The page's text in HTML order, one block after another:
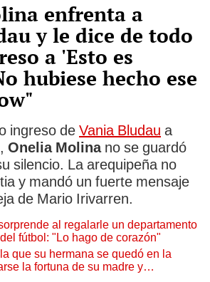
enfrenta a
y le dice de todo
a 'Esto es
hubiese hecho ese
ingreso de Vania Bludau a
Onelia Molinano se guardó
silencio. La arequipeña no
y mandó un fuerte mensaje
de Mario Irivarren.
al regalarle un departamento
fútbol: "Lo hago de corazón"
que su hermana se quedó en la
la fortuna de su madre y